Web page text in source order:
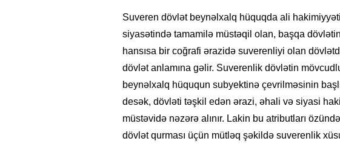
Suveren dövlət beynəlxalq hüquqda ali
siyasətində tamamilə müstəqil olan, başqa
hansısa bir coğrafi ərazidə suverenliyi olan
dövlət anlamına gəlir. Suverenlik dövlətin
beynəlxalq hüququn subyektinə çevrilməsinin
desək, dövləti təşkil edən ərazi, əhali və siyasi
müstəvidə nəzərə alınır. Lakin bu atributları
dövlət qurması üçün mütləq şəkildə suverenlik